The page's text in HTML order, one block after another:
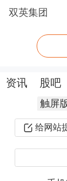
业报告表
大涨，对
拥挤度极
板块遭到
美国劳工
国新增就
双英集团
资讯 股吧
触屏
给网站